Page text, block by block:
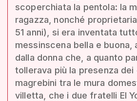
scoperchiata la pentola: la
ragazza, nonché
51 anni), si era inventata
messinscena bella e
dalla donna che, a quanto
tollerava più la presenza dei
magrebini tra le mura
villetta, che i due fratelli El